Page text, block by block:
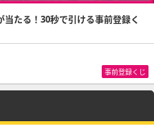
たる！30秒で引ける事前登録く
事前登録くじ